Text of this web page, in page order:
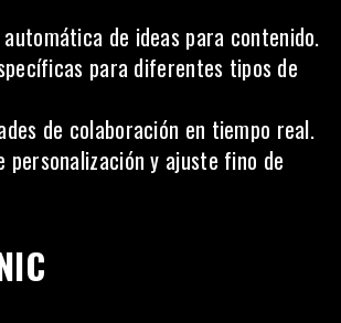
de ideas para contenido.
para diferentes tipos de
de colaboración en tiempo real.
personalización y ajuste fino de